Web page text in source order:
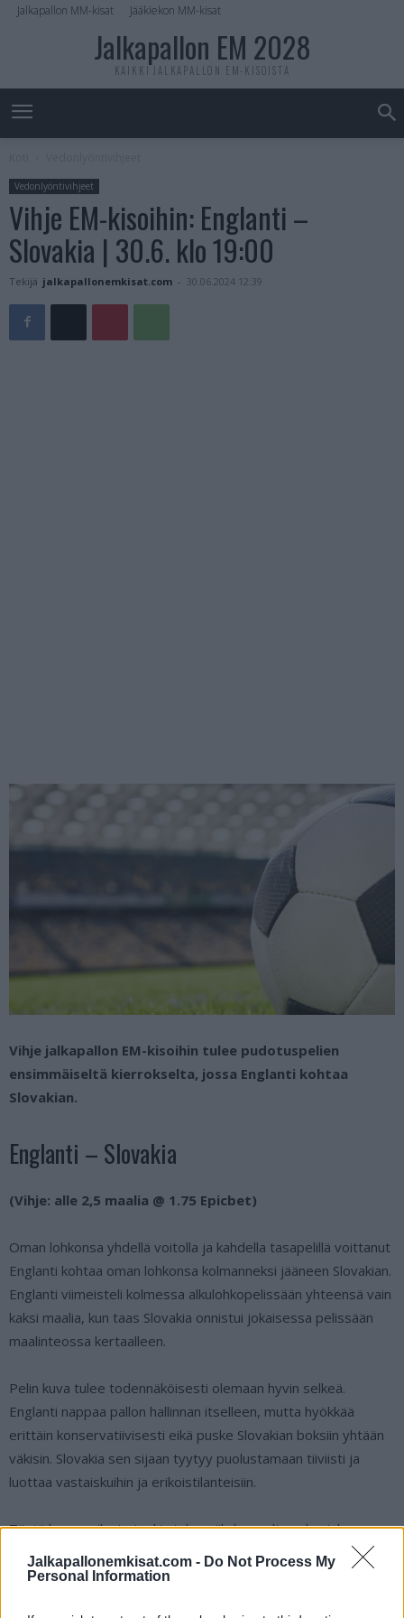
Jalkapallonemkisat.com - Do Not Process My
Personal Information
Jalkapallon MM-kisat Jääkiekon MM-kisat
Jalkapallon EM 2028
KAIKKI JALKAPALLON EM-KISOISTA
Vedonlyöntivihjeet
Vihje EM-kisoihin: Englanti –
Slovakia | 30.6. klo 19:00
Tekijä jalkapallonemkisat.com - 30.06.2024 12:39
Vihje jalkapallon EM-kisoihin tulee pudotuspelien
ensimmäiseltä kierrokselta, jossa Englanti kohtaa
Slovakian.
Englanti – Slovakia
(Vihje: alle 2,5 maalia @ 1.75 Epicbet)
Oman lohkonsa yhdellä voitolla ja kahdella tasapelillä voittanut
Englanti kohtaa oman lohkonsa kolmanneksi jääneen Slovakian.
Englanti viimeisteli kolmessa alkulohkopelissään yhteensä vain
kaksi maalia, kun taas Slovakia onnistui jokaisessa pelissään
maalinteossa kertaalleen.
Pelin kuva tulee todennäköisesti olemaan hyvin selkeä.
Englanti nappaa pallon hallinnan itselleen, mutta hyökkää
erittäin konservatiivisesti eikä puske Slovakian boksiin yhtään
väkisin. Slovakia sen sijaan tyytyy puolustamaan tiiviisti ja
luottaa vastaiskuihin ja erikoistilanteisiin.
Tästä kamppailusta tuskin tulee viihdearvoltaan kovinkaan
kummoista spektaakkelia, joten pelikupongille kelpaa alle 2,5
maalia, josta esimerkiksi Epicbet tarjoaa kertoimeksi 1.75.